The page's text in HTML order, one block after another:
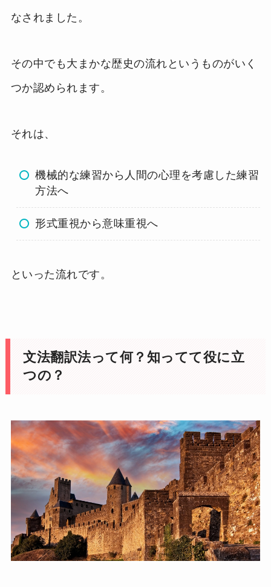
なされました。
その中でも大まかな歴史の流れというものがいく
つか認められます。
それは、
機械的な練習から人間の心理を考慮した練習
方法へ
形式重視から意味重視へ
といった流れです。
文法翻訳法って何？知ってて役に立
つの？